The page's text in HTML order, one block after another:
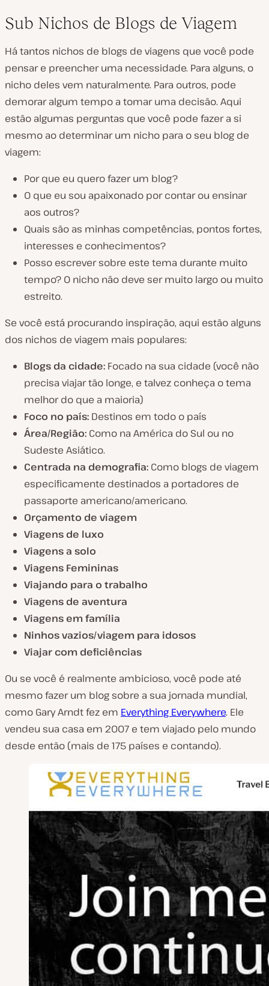
Sub Nichos de Blogs de Viagem
Há tantos nichos de blogs de viagens que você pode
pensar e preencher uma necessidade. Para alguns, o
nicho deles vem naturalmente. Para outros, pode
demorar algum tempo a tomar uma decisão. Aqui
estão algumas perguntas que você pode fazer a si
mesmo ao determinar um nicho para o seu blog de
viagem:
Por que eu quero fazer um blog?
O que eu sou apaixonado por contar ou ensinar
aos outros?
Quais são as minhas competências, pontos fortes,
interesses e conhecimentos?
Posso escrever sobre este tema durante muito
tempo? O nicho não deve ser muito largo ou muito
estreito.
Se você está procurando inspiração, aqui estão alguns
dos nichos de viagem mais populares:
Blogs da cidade: Focado na sua cidade (você não
precisa viajar tão longe, e talvez conheça o tema
melhor do que a maioria)
Foco no país: Destinos em todo o país
Área/Região: Como na América do Sul ou no
Sudeste Asiático.
Centrada na demografia: Como blogs de viagem
especificamente destinados a portadores de
passaporte americano/americano.
Orçamento de viagem
Viagens de luxo
Viagens a solo
Viagens Femininas
Viajando para o trabalho
Viagens de aventura
Viagens em família
Ninhos vazios/viagem para idosos
Viajar com deficiências
Ou se você é realmente ambicioso, você pode até
mesmo fazer um blog sobre a sua jornada mundial,
como Gary Arndt fez em Everything Everywhere. Ele
vendeu sua casa em 2007 e tem viajado pelo mundo
desde então (mais de 175 países e contando).